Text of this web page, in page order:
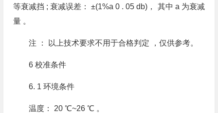
等衰减挡 ; 衰减误差： ±(1%a 0 . 05 db)， 其中 a 为衰减
量 。
注 ： 以上技术要求不用于合格判定 ，仅供参考。
6 校准条件
6. 1 环境条件
温度： 20 ℃~26 ℃ 。